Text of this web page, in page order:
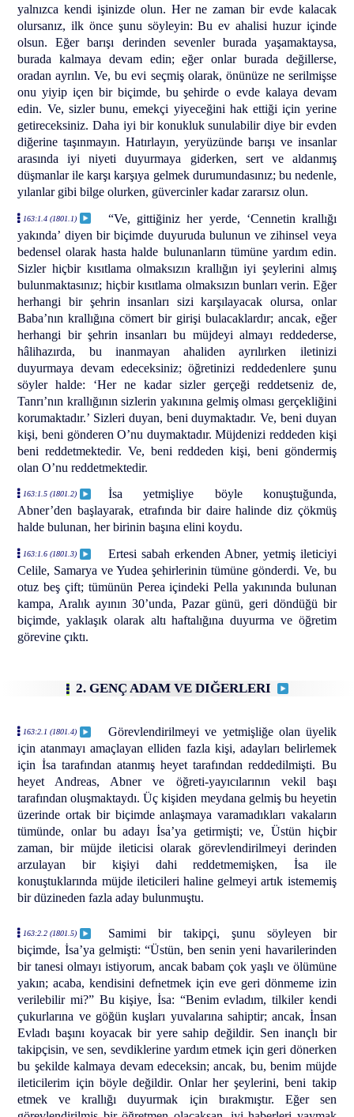
yalnızca kendi işinizde olun. Her ne zaman bir evde kalacak
olursanız, ilk önce şunu söyleyin: Bu ev ahalisi huzur içinde
olsun. Eğer barışı derinden sevenler burada yaşamaktaysa,
burada kalmaya devam edin; eğer onlar burada değillerse,
oradan ayrılın. Ve, bu evi seçmiş olarak, önünüze ne serilmişse
onu yiyip içen bir biçimde, bu şehirde o evde kalaya devam
edin. Ve, sizler bunu, emekçi yiyeceğini hak ettiği için yerine
getireceksiniz. Daha iyi bir konukluk sunulabilir diye bir evden
diğerine taşınmayın. Hatırlayın, yeryüzünde barışı ve insanlar
arasında iyi niyeti duyurmaya giderken, sert ve aldanmış
düşmanlar ile karşı karşıya gelmek durumundasınız; bu nedenle,
yılanlar gibi bilge olurken, güvercinler kadar zararsız olun.
163:1.4 (1801.1)
“Ve, gittiğiniz her yerde, ‘Cennetin krallığı
yakında’ diyen bir biçimde duyuruda bulunun ve zihinsel veya
bedensel olarak hasta halde bulunanların tümüne yardım edin.
Sizler hiçbir kısıtlama olmaksızın krallığın iyi şeylerini almış
bulunmaktasınız; hiçbir kısıtlama olmaksızın bunları verin. Eğer
herhangi bir şehrin insanları sizi karşılayacak olursa, onlar
Baba’nın krallığına cömert bir girişi bulacaklardır; ancak, eğer
herhangi bir şehrin insanları bu müjdeyi almayı reddederse,
hâlihazırda, bu inanmayan ahaliden ayrılırken iletinizi
duyurmaya devam edeceksiniz; öğretinizi reddedenlere şunu
söyler halde: ‘Her ne kadar sizler gerçeği reddetseniz de,
Tanrı’nın krallığının sizlerin yakınına gelmiş olması gerçekliğini
korumaktadır.’ Sizleri duyan, beni duymaktadır. Ve, beni duyan
kişi, beni gönderen O’nu duymaktadır. Müjdenizi reddeden kişi
beni reddetmektedir. Ve, beni reddeden kişi, beni göndermiş
olan O’nu reddetmektedir.
163:1.5 (1801.2)
İsa yetmişliye böyle konuştuğunda,
Abner’den başlayarak, etrafında bir daire halinde diz çökmüş
halde bulunan, her birinin başına elini koydu.
163:1.6 (1801.3)
Ertesi sabah erkenden Abner, yetmiş ileticiyi
Celile, Samarya ve Yudea şehirlerinin tümüne gönderdi. Ve, bu
otuz beş çift; tümünün Perea içindeki Pella yakınında bulunan
kampa, Aralık ayının 30’unda, Pazar günü, geri döndüğü bir
biçimde, yaklaşık olarak altı haftalığına duyurma ve öğretim
görevine çıktı.
2. GENÇ ADAM VE DIĞERLERI
163:2.1 (1801.4)
Görevlendirilmeyi ve yetmişliğe olan üyelik
için atanmayı amaçlayan elliden fazla kişi, adayları belirlemek
için İsa tarafından atanmış heyet tarafından reddedilmişti. Bu
heyet Andreas, Abner ve öğreti-yayıcılarının vekil başı
tarafından oluşmaktaydı. Üç kişiden meydana gelmiş bu heyetin
üzerinde ortak bir biçimde anlaşmaya varamadıkları vakaların
tümünde, onlar bu adayı İsa’ya getirmişti; ve, Üstün hiçbir
zaman, bir müjde ileticisi olarak görevlendirilmeyi derinden
arzulayan bir kişiyi dahi reddetmemişken, İsa ile
konuştuklarında müjde ileticileri haline gelmeyi artık istememiş
bir düzineden fazla aday bulunmuştu.
163:2.2 (1801.5)
Samimi bir takipçi, şunu söyleyen bir
biçimde, İsa’ya gelmişti: “Üstün, ben senin yeni havarilerinden
bir tanesi olmayı istiyorum, ancak babam çok yaşlı ve ölümüne
yakın; acaba, kendisini defnetmek için eve geri dönmeme izin
verilebilir mi?” Bu kişiye, İsa: “Benim evladım, tilkiler kendi
çukurlarına ve göğün kuşları yuvalarına sahiptir; ancak, İnsan
Evladı başını koyacak bir yere sahip değildir. Sen inançlı bir
takipçisin, ve sen, sevdiklerine yardım etmek için geri dönerken
bu şekilde kalmaya devam edeceksin; ancak, bu, benim müjde
ileticilerim için böyle değildir. Onlar her şeylerini, beni takip
etmek ve krallığı duyurmak için bırakmıştır. Eğer sen